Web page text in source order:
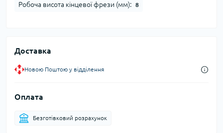
Робоча висота кінцевої фрези (мм): 8
Доставка
Новою Поштою у відділення
Оплата
Безготівковий розрахунок